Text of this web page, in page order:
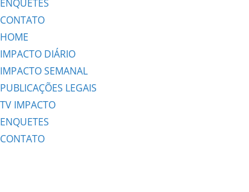
ENQUETES
CONTATO
HOME
IMPACTO DIÁRIO
IMPACTO SEMANAL
PUBLICAÇÕES LEGAIS
TV IMPACTO
ENQUETES
CONTATO